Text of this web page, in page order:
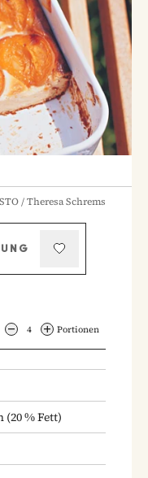
/ Theresa Schrems
4 Portionen
(20 % Fett)